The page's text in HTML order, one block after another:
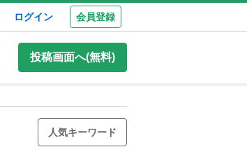
ログイン 会員登録
投稿画面へ(無料)
人気キーワード